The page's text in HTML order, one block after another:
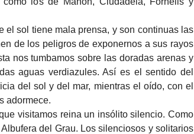
el sol tiene mala prensa, y son continuas las
de los peligros de exponernos a sus rayos
nos tumbamos sobre las doradas arenas y
aguas verdiazules. Así es el sentido del
del sol y del mar, mientras el oído, con el
adormece.
visitamos reina un insólito silencio. Como
del Grau. Los silenciosos y solitarios